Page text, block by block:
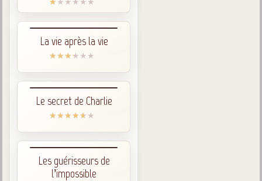
La vie après la vie
Le secret de Charlie
Les guérisseurs de
l’impossible